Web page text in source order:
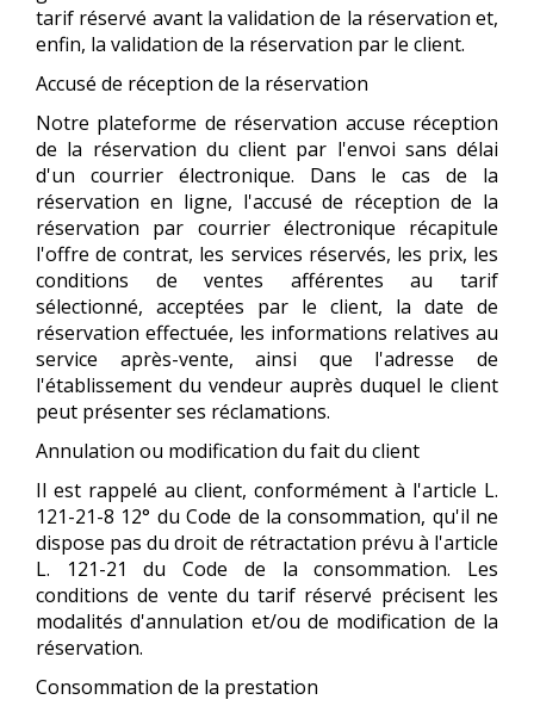
tarif réservé avant la validation de la réservation et,
enfin, la validation de la réservation par le client.
Accusé de réception de la réservation
Notre plateforme de réservation accuse réception
de la réservation du client par l'envoi sans délai
d'un courrier électronique. Dans le cas de la
réservation en ligne, l'accusé de réception de la
réservation par courrier électronique récapitule
l'offre de contrat, les services réservés, les prix, les
conditions de ventes afférentes au tarif
sélectionné, acceptées par le client, la date de
réservation effectuée, les informations relatives au
service après-vente, ainsi que l'adresse de
l'établissement du vendeur auprès duquel le client
peut présenter ses réclamations.
Annulation ou modification du fait du client
Il est rappelé au client, conformément à l'article L.
121-21-8 12° du Code de la consommation, qu'il ne
dispose pas du droit de rétractation prévu à l'article
L. 121-21 du Code de la consommation. Les
conditions de vente du tarif réservé précisent les
modalités d'annulation et/ou de modification de la
réservation.
Consommation de la prestation